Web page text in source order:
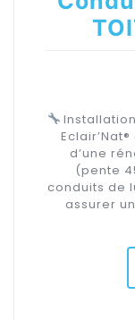
d’une
(pente
conduits de
assurer